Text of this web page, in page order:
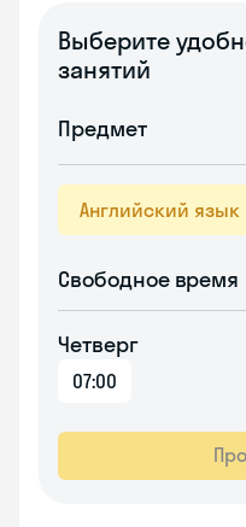
Выберите
занятий
Предмет
Английский язык
Свободное время
Четверг
07:00